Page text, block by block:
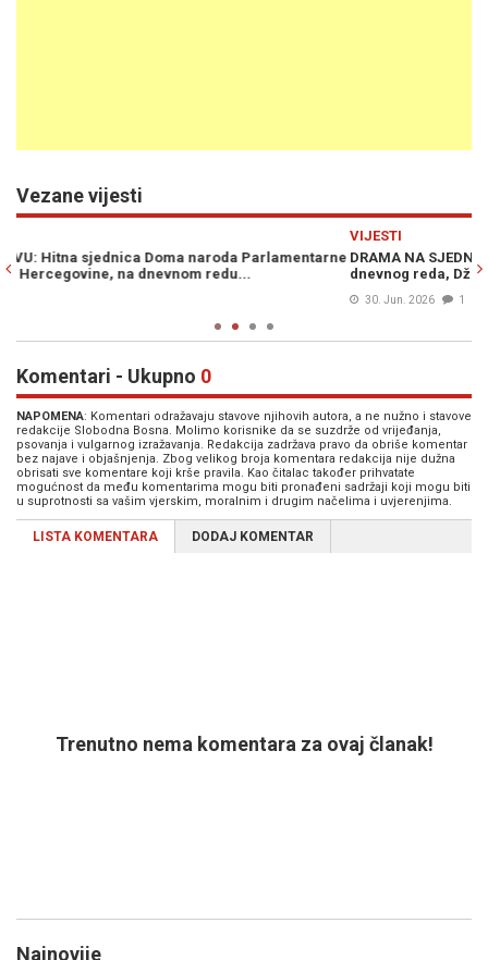
Vezane vijesti
DRAMA NA SJEDNICI PARLAMENTA: Čović ne dozvoljava dopunu
dnevnog reda, Džaferović tražio pauzu
Komentari - Ukupno 0
NAPOMENA: Komentari odražavaju stavove njihovih autora, a ne nužno i stavove
redakcije Slobodna Bosna. Molimo korisnike da se suzdrže od vrijeđanja,
psovanja i vulgarnog izražavanja. Redakcija zadržava pravo da obriše komentar
bez najave i objašnjenja. Zbog velikog broja komentara redakcija nije dužna
obrisati sve komentare koji krše pravila. Kao čitalac također prihvatate
mogućnost da među komentarima mogu biti pronađeni sadržaji koji mogu biti
u suprotnosti sa vašim vjerskim, moralnim i drugim načelima i uvjerenjima.
LISTA KOMENTARA DODAJ KOMENTAR
Trenutno nema komentara za ovaj članak!
Najnovije